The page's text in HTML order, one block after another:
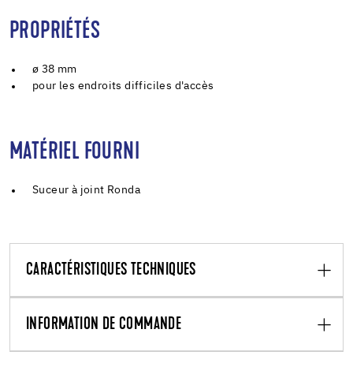
PROPRIÉTÉS
ø 38 mm
pour les endroits difficiles d'accès
MATÉRIEL FOURNI
Suceur à joint Ronda
CARACTÉRISTIQUES TECHNIQUES
INFORMATION DE COMMANDE